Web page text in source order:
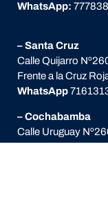
WhatsApp:
– Santa Cruz
Calle Quijarro
Frente a la Cruz
WhatsApp
– Cochabamba
Calle Uruguay